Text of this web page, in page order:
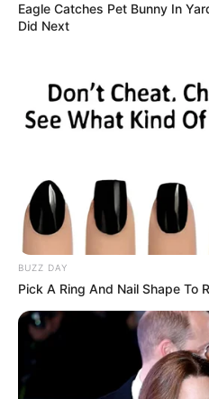
Eagle Catches Pet Bunny In
Did Next
BUZZ DAY
Pick A Ring And Nail Shape To